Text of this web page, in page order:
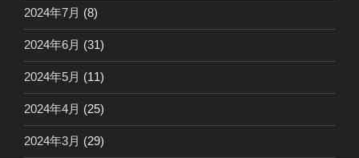
2024年7月 (8)
2024年6月 (31)
2024年5月 (11)
2024年4月 (25)
2024年3月 (29)